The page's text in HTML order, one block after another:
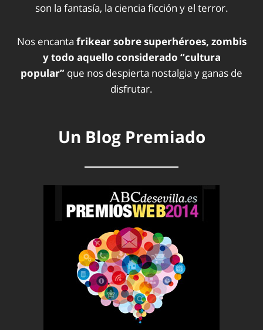
son la fantasía, la ciencia ficción y el terror.
Nos encanta frikear sobre superhéroes, zombis
y todo aquello considerado “cultura
popular” que nos despierta nostalgia y ganas de
disfrutar.
Un Blog Premiado